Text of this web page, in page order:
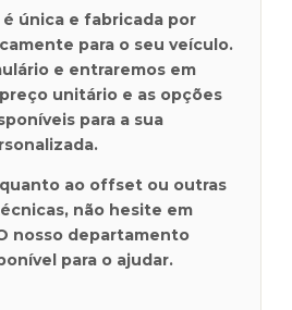
é única e fabricada por
para o seu veículo.
e entraremos em
unitário e as opções
para a sua
ao offset ou outras
não hesite em
nosso departamento
para o ajudar.